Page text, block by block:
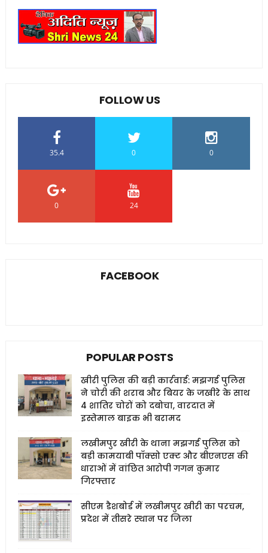
FOLLOW US
35.4 0 0
0 24
FACEBOOK
POPULAR POSTS
खीरी पुलिस की बड़ी कार्रवाई: मझगई पुलिस
ने चोरी की शराब और बियर के जखीरे के साथ
4 शातिर चोरों को दबोचा, वारदात में
इस्तेमाल बाइक भी बरामद
लखीमपुर खीरी के थाना मझगई पुलिस को
बड़ी कामयाबी पॉक्सो एक्ट और बीएनएस की
धाराओं में वांछित आरोपी गगन कुमार
गिरफ्तार
सीएम डैशबोर्ड में लखीमपुर खीरी का परचम,
प्रदेश में तीसरे स्थान पर जिला